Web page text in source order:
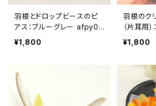
羽根とドロップビースのピ
アス：ブルーグレー afpy00
7BL《アレルギー対応》
¥1,800
羽根のク
（片耳用
《アレルギ
¥1,800